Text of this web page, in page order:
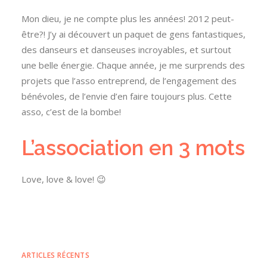
Mon dieu, je ne compte plus les années! 2012 peut-
être?! J’y ai découvert un paquet de gens fantastiques,
des danseurs et danseuses incroyables, et surtout
une belle énergie. Chaque année, je me surprends des
projets que l’asso entreprend, de l’engagement des
bénévoles, de l’envie d’en faire toujours plus. Cette
asso, c’est de la bombe!
L’association en 3 mots
Love, love & love! 😉
ARTICLES RÉCENTS